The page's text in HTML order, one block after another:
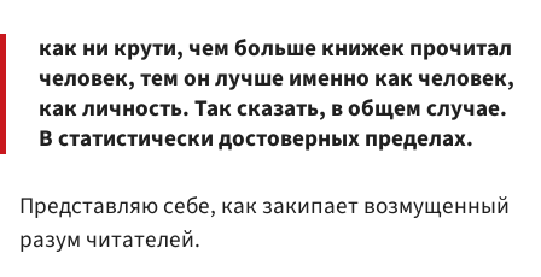
как ни крути, чем больше книжек прочитал
человек, тем он лучше именно как человек,
как личность. Так сказать, в общем случае.
В статистически достоверных пределах.
Представляю себе, как закипает возмущенный
разум читателей.